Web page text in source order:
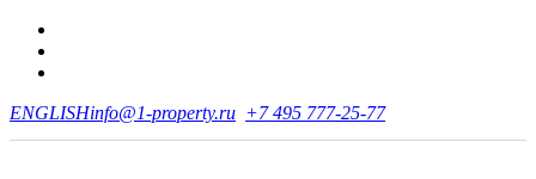
ENGLISHinfo@1-property.ru +7 495 777-25-77